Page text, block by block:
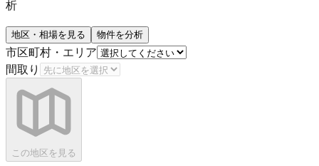
析
地区・相場を見る 物件を分析
市区町村・エリア
間取り
この地区を見る